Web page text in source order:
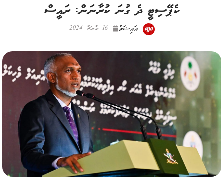
ކެޕޭސިޓީ ދެ ގުނަ ކުރާނަން: ރައީސް
އައިޝަތު 16 މާރޗް 2024